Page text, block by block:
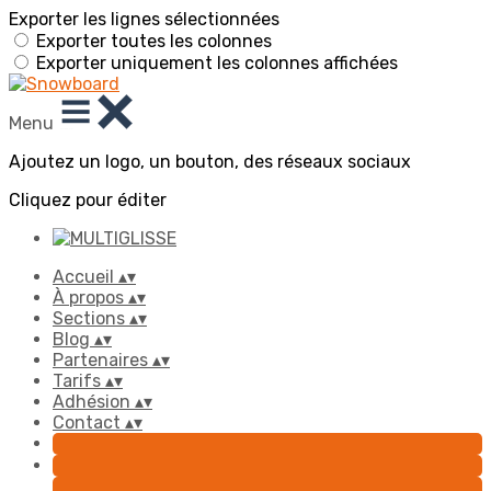
Exporter les lignes sélectionnées
Exporter toutes les colonnes
Exporter uniquement les colonnes affichées
Menu
Ajoutez un logo, un bouton, des réseaux sociaux
Cliquez pour éditer
Accueil ▴▾
À propos ▴▾
Sections ▴▾
Blog ▴▾
Partenaires ▴▾
Tarifs ▴▾
Adhésion ▴▾
Contact ▴▾